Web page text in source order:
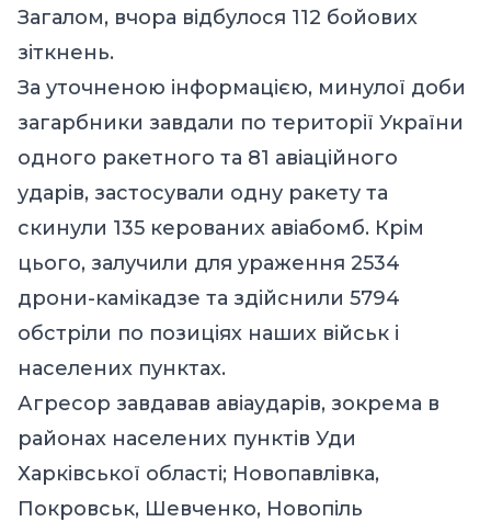
Загалом, вчора відбулося 112 бойових
зіткнень.
За уточненою інформацією, минулої доби
загарбники завдали по території України
одного ракетного та 81 авіаційного
ударів, застосували одну ракету та
скинули 135 керованих авіабомб. Крім
цього, залучили для ураження 2534
дрони-камікадзе та здійснили 5794
обстріли по позиціях наших військ і
населених пунктах.
Агресор завдавав авіаударів, зокрема в
районах населених пунктів Уди
Харківської області; Новопавлівка,
Покровськ, Шевченко, Новопіль